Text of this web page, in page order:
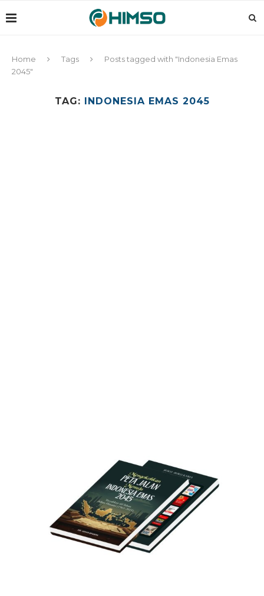
Home Tags
Posts tagged with "Indonesia Emas
2045"
TAG: INDONESIA EMAS 2045